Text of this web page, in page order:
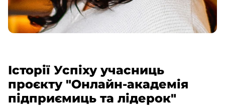
Історії Успіху учасниць
проєкту "Онлайн-академія
підприємиць та лідерок"